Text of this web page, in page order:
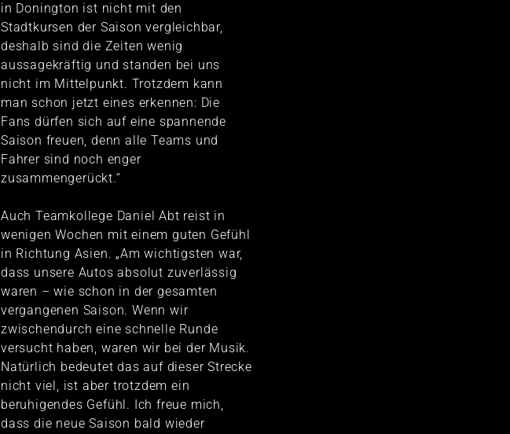
in Donington ist nicht mit den
Stadtkursen der Saison vergleichbar,
deshalb sind die Zeiten wenig
aussagekräftig und standen bei uns
nicht im Mittelpunkt. Trotzdem kann
man schon jetzt eines erkennen: Die
Fans dürfen sich auf eine spannende
Saison freuen, denn alle Teams und
Fahrer sind noch enger
zusammengerückt.“
Auch Teamkollege Daniel Abt reist in
wenigen Wochen mit einem guten Gefühl
in Richtung Asien. „Am wichtigsten war,
dass unsere Autos absolut zuverlässig
waren – wie schon in der gesamten
vergangenen Saison. Wenn wir
zwischendurch eine schnelle Runde
versucht haben, waren wir bei der Musik.
Natürlich bedeutet das auf dieser Strecke
nicht viel, ist aber trotzdem ein
beruhigendes Gefühl. Ich freue mich,
dass die neue Saison bald wieder